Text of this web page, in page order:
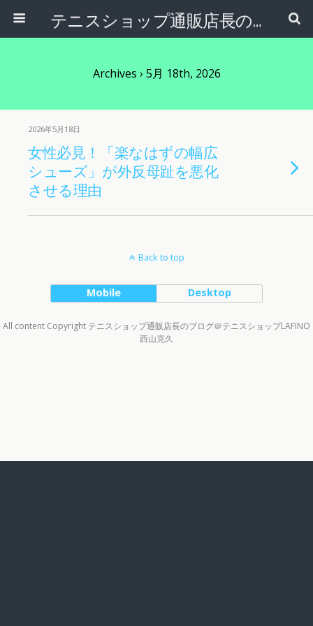
テニスショップ通販店長のブログ＠テニスショップLAFINO 西山克久
Archives › 5月 18th, 2026
2026年5月18日
女性必見！「楽なはずの幅広
シューズ」が外反母趾を悪化
させる理由
Back to top
Mobile Desktop
All content Copyright テニスショップ通販店長のブログ＠テニスショップLAFINO
西山克久